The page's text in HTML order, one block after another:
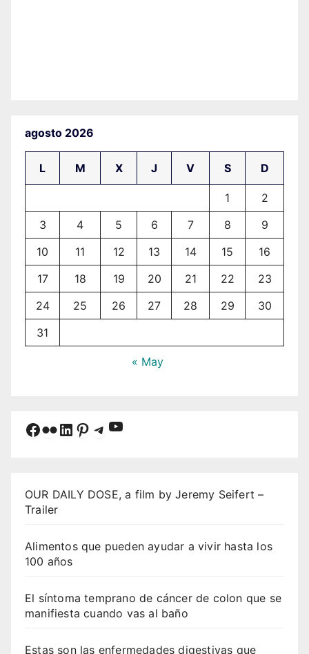
agosto 2026
L M X J V S D
1
2
3
4 5 6 7 8
9
10
11 12 13 14 15
16
17
18 19 20 21 22
23
24
25 26 27 28 29
30
31
« May
Facebook
Flickr
LinkedIn
Pinterest
Telegram
YouTube
OUR DAILY DOSE, a film by Jeremy Seifert –
Trailer
Alimentos que pueden ayudar a vivir hasta los
100 años
El síntoma temprano de cáncer de colon que se
manifiesta cuando vas al baño
Estas son las enfermedades digestivas que